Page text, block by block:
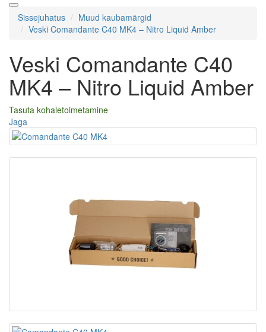
Sissejuhatus
Muud kaubamärgid
Veski Comandante C40 MK4 – Nitro Liquid Amber
Veski Comandante C40
MK4 – Nitro Liquid Amber
Tasuta kohaletoimetamine
Jaga